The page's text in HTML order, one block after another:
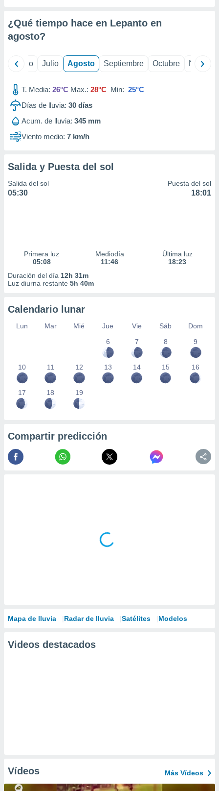
e
de
¿Qué tiempo hace en Lepanto en
agosto?
Junio Julio Agosto Septiembre Octubre
T. Media: 26°C Max.: 28°C Min: 25°C
Días de lluvia: 30 días
Acum. de lluvia: 345 mm
Viento medio: 7 km/h
Salida y Puesta del sol
Salida del sol
05:30
Puesta del sol
18:01
Primera luz
05:08
Mediodía
11:46
Última luz
18:23
Duración del día 12h 31m
Luz diurna restante 5h 40m
Calendario lunar
Lun Mar Mié Jue Vie Sáb
Dom
6
7 8 9
10 11 12 13 14 15 16
17 18 19
Compartir predicción
Mapa de lluvia Radar de lluvia Satélites Modelos
Videos destacados
Vídeos Más Vídeos